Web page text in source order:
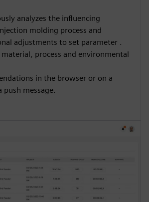
analyzes the influencing
molding process and
adjustments to set parameter .
process and environmental
in the browser or on a
push message.